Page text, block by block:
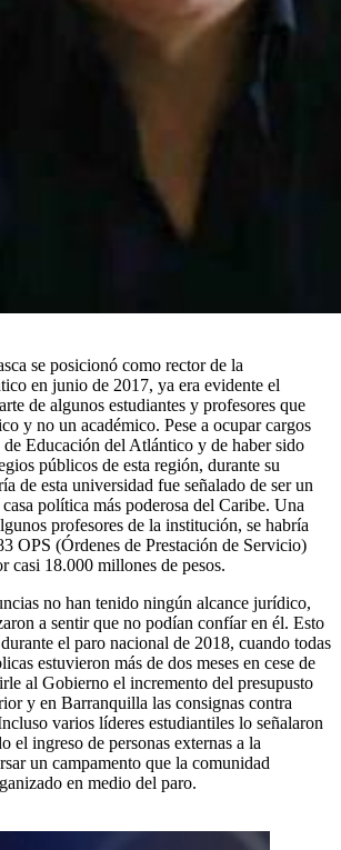
se posicionó como rector de la
en junio de 2017, ya era evidente el
de algunos estudiantes y profesores que
y no un académico. Pese a ocupar cargos
de Educación del Atlántico y de haber sido
públicos de esta región, durante su
de esta universidad fue señalado de serun
política más poderosa del Caribe. Una
profesores de la institución, se habría
OPS (Órdenes de Prestación de Servicio)
casi 18.000 millones de pesos.
no han tenido ningún alcance jurídico,
a sentir que no podían confíar en él. Esto
el paro nacional de 2018, cuando todas
estuvieron más de dos meses en cese de
al Gobierno el incremento del presupusto
y en Barranquilla las consignas contra
varios líderes estudiantiles lo señalaron
el ingreso de personas externas a la
un campamento que la comunidad
en medio del paro.